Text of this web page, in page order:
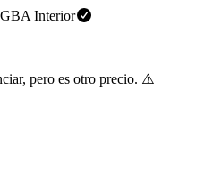
GBA Interior
pero es otro precio. ⚠️